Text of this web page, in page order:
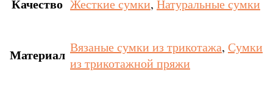
Качество Жесткие сумки, Натуральные сумки
Материал Вязаные сумки из трикотажа, Сумки
из трикотажной пряжи